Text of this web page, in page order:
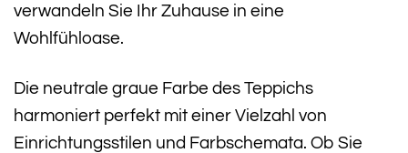
verwandeln Sie Ihr Zuhause in eine
Wohlfühloase.
Die neutrale graue Farbe des Teppichs
harmoniert perfekt mit einer Vielzahl von
Einrichtungsstilen und Farbschemata. Ob Sie